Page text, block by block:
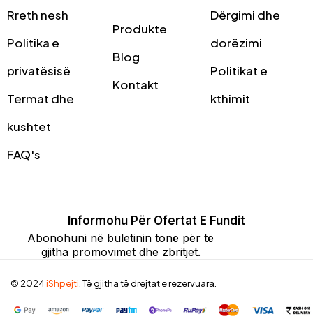
Rreth nesh
Politika e
privatësisë
Termat dhe
kushtet
FAQ's
Produkte
Blog
Kontakt
Dërgimi dhe
dorëzimi
Politikat e
kthimit
Informohu Për Ofertat E Fundit
Abonohuni në buletinin tonë për të
gjitha promovimet dhe zbritjet.
© 2024iShpejti. Të gjitha të drejtat e rezervuara.